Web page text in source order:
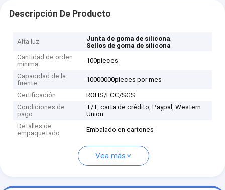
Descripción De Producto
Alta luz Junta de goma de silicona,
Sellos de goma de silicona
Cantidad de orden
mínima
100pieces
Capacidad de la
fuente
10000000pieces por mes
Certificación
ROHS/FCC/SGS
Condiciones de
pago
T/T, carta de crédito, Paypal, Western
Union
Detalles de
empaquetado
Embalado en cartones
Vea más